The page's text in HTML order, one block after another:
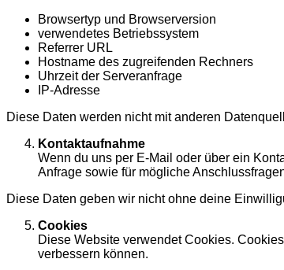
Browsertyp und Browserversion
verwendetes Betriebssystem
Referrer URL
Hostname des zugreifenden Rechners
Uhrzeit der Serveranfrage
IP-Adresse
Diese Daten werden nicht mit anderen
Kontaktaufnahme
Wenn du uns per E-Mail oder über ein
Anfrage sowie für mögliche
Diese Daten geben wir nicht ohne deine
Cookies
Diese Website verwendet Cookies.
verbessern können.